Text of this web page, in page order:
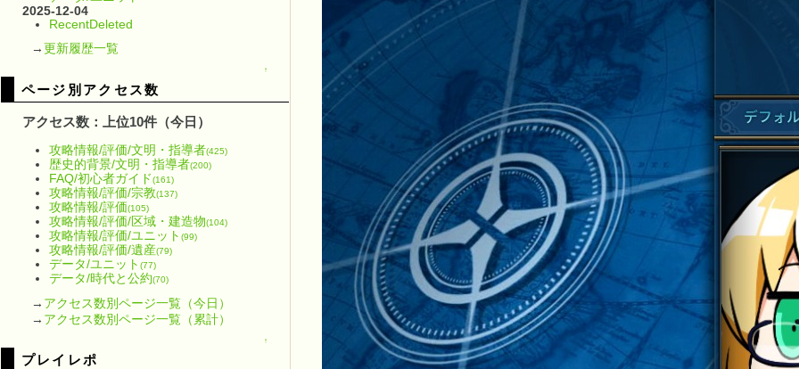
2025-12-04
RecentDeleted
→更新履歴一覧
↑
ページ別アクセス数
アクセス数：上位10件（今日）
攻略情報/評価/文明・指導者(425)
歴史的背景/文明・指導者(200)
FAQ/初心者ガイド(161)
攻略情報/評価/宗教(137)
攻略情報/評価(105)
攻略情報/評価/区域・建造物(104)
攻略情報/評価/ユニット (99)
攻略情報/評価/遺産(79)
データ/ユニット (77)
データ/時代と公約(70)
→ アクセス数別ページ一覧（今日）
→ アクセス数別ページ一覧（累計）
↑
プレイレポ